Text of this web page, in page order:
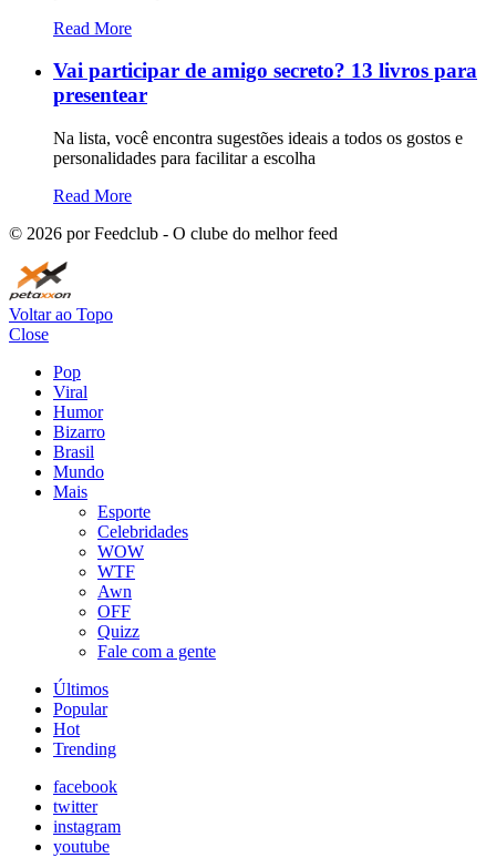
Read More
Vai participar de amigo secreto? 13 livros para
presentear
Na lista, você encontra sugestões ideais a todos os gostos e
personalidades para facilitar a escolha
Read More
© 2026 por Feedclub - O clube do melhor feed
Voltar ao Topo
Close
Pop
Viral
Humor
Bizarro
Brasil
Mundo
Mais
Esporte
Celebridades
WOW
WTF
Awn
OFF
Quizz
Fale com a gente
Últimos
Popular
Hot
Trending
facebook
twitter
instagram
youtube